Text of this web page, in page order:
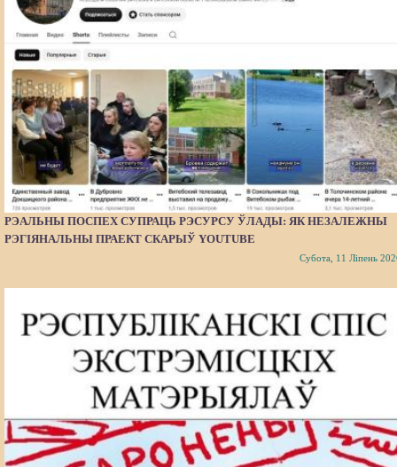
РЭАЛЬНЫ ПОСПЕХ СУПРАЦЬ РЭСУРСУ ЎЛАДЫ: ЯК НЕЗАЛЕЖНЫ
РЭГІЯНАЛЬНЫ ПРАЕКТ СКАРЫЎ YOUTUBE
Субота, 11 Ліпень